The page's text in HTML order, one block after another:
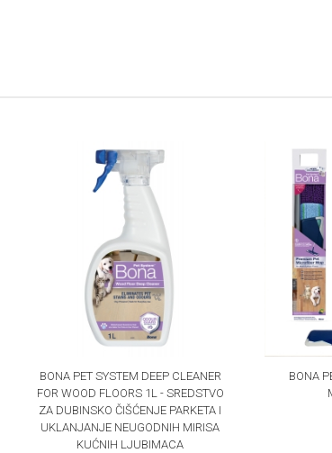
BONA PET SYSTEM DEEP CLEANER
FOR WOOD FLOORS 1L - SREDSTVO
ZA DUBINSKO ČIŠĆENJE PARKETA I
UKLANJANJE NEUGODNIH MIRISA
KUĆNIH LJUBIMACA
BONA